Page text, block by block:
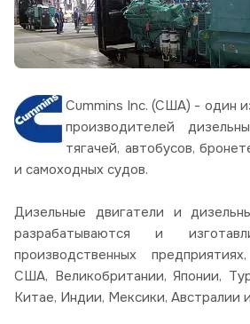
Cummins Inc. (США) - один
производителей
тягачей, автобусов,
и самоходных судов.
Дизельные двигатели и
разрабатываются и
производственных
США, Великобритании, Японии,
Китае, Индии, Мексики, Австралии